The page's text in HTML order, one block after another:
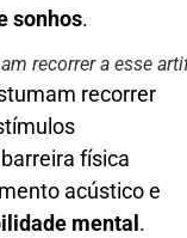
sonhos.
recorrer a esse
recorrer
física
acústico e
mental .